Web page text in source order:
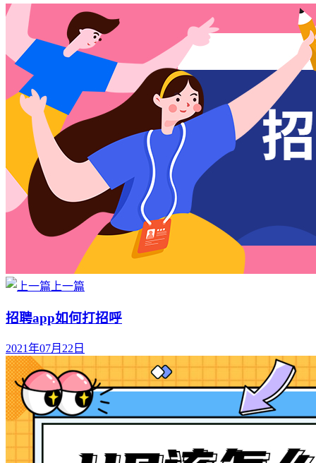
上一篇
招聘app如何打招呼
2021年07月22日